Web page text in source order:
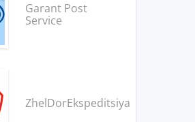
Garant Post
Service
ZhelDorEkspeditsiya